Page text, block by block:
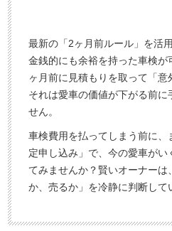
最新の「2ヶ月前ルール」を活
金銭的にも余裕を持った車検
ヶ月前に見積もりを取って「意
それは愛車の価値が下がる前に
せん。
車検費用を払ってしまう前に、
定申し込み」で、今の愛車がい
てみませんか？賢いオーナー
か、売るか」を冷静に判断して